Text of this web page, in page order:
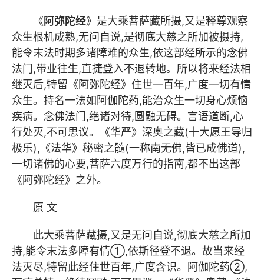
《阿弥陀经》是大乘菩萨藏所摄,又是释尊观察
众生根机成熟,无问自说,是彻底大慈之所加被摄持,
能令末法时期多诸障难的众生,依这部经所示的念佛
法门,带业往生,直捷登入不退转地。所以将来经法相
继灭后,特留《阿弥陀经》住世一百年,广度一切有情
众生。持名一法如阿伽陀药,能治众生一切身心烦恼
疾病。念佛法门,绝诸对待,圆融无碍。言语道断,心
行处灭,不可思议。《华严》深奥之藏(十大愿王导归
极乐),《法华》秘密之髓(一称南无佛,皆已成佛道),
一切诸佛的心要,菩萨六度万行的指南,都不出这部
《阿弥陀经》之外。
原 文
此大乘菩萨藏摄,又是无问自说,彻底大慈之所加
持,能令末法多障有情①,依斯径登不退。故当来经
法灭尽,特留此经住世百年,广度含识。阿伽陀药②,